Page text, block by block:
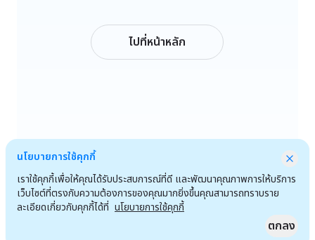
ไปที่หน้าหลัก
นโยบายการใช้คุกกี้
เราใช้คุกกี้เพื่อให้คุณได้รับประสบการณ์ที่ดี และพัฒนาคุณภาพการให้บริการ
เว็บไซต์ที่ตรงกับความต้องการของคุณมากยิ่งขึ้นคุณสามารถทราบราย
ละเอียดเกี่ยวกับคุกกี้ได้ที่ นโยบายการใช้คุกกี้
ตกลง